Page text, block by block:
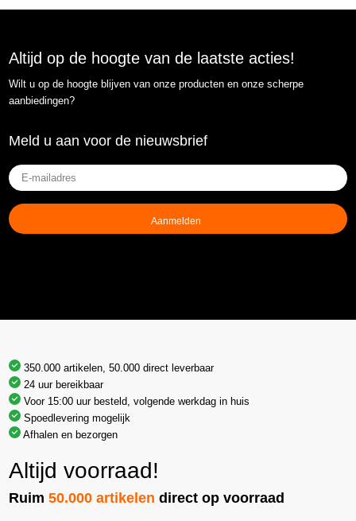
Altijd op de hoogte van de laatste acties!
Wilt u op de hoogte blijven van onze producten en onze scherpe
aanbiedingen?
Meld u aan voor de nieuwsbrief
E-
mailadres
(Vereist)
350.000 artikelen, 50.000 direct leverbaar
24 uur bereikbaar
Voor 15:00 uur besteld, volgende werkdag in huis
Spoedlevering mogelijk
Afhalen en bezorgen
Altijd voorraad!
Ruim50.000 artikelen direct op voorraad